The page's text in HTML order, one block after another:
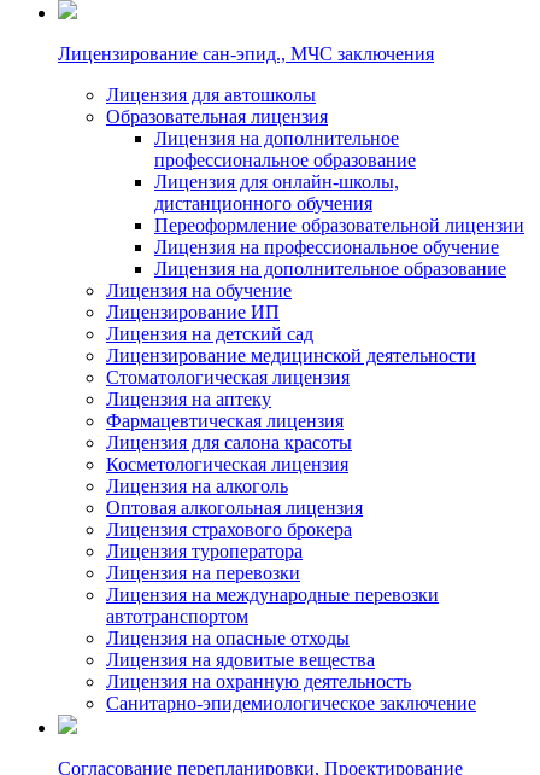
Лицензирование сан-эпид., МЧС заключения
Лицензия для автошколы
Образовательная лицензия
Лицензия на дополнительное
профессиональное образование
Лицензия для онлайн-школы,
дистанционного обучения
Переоформление образовательной лицензии
Лицензия на профессиональное обучение
Лицензия на дополнительное образование
Лицензия на обучение
Лицензирование ИП
Лицензия на детский сад
Лицензирование медицинской деятельности
Стоматологическая лицензия
Лицензия на аптеку
Фармацевтическая лицензия
Лицензия для салона красоты
Косметологическая лицензия
Лицензия на алкоголь
Оптовая алкогольная лицензия
Лицензия страхового брокера
Лицензия туроператора
Лицензия на перевозки
Лицензия на международные перевозки
автотранспортом
Лицензия на опасные отходы
Лицензия на ядовитые вещества
Лицензия на охранную деятельность
Санитарно-эпидемиологическое заключение
Согласование перепланировки, Проектирование